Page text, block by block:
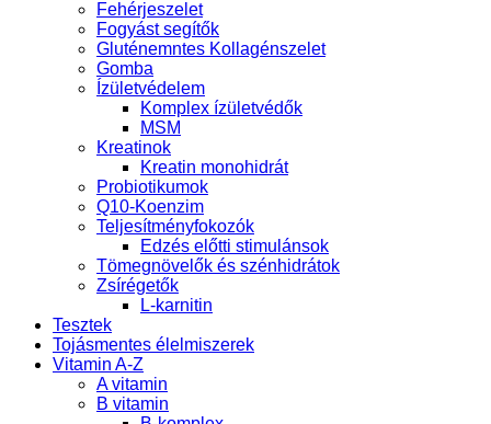
Fehérjeszelet
Fogyást segítők
Gluténemntes Kollagénszelet
Gomba
Ízületvédelem
Komplex ízületvédők
MSM
Kreatinok
Kreatin monohidrát
Probiotikumok
Q10-Koenzim
Teljesítményfokozók
Edzés előtti stimulánsok
Tömegnövelők és szénhidrátok
Zsírégetők
L-karnitin
Tesztek
Tojásmentes élelmiszerek
Vitamin A-Z
A vitamin
B vitamin